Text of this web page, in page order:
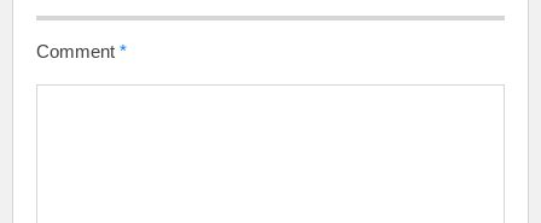
Comment *